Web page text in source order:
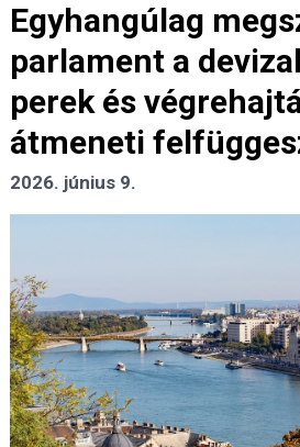
Egyhangúlag
parlament a
perek és
átmeneti
2026. június 9.